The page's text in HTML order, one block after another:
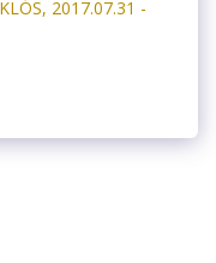
2017.07.31 -